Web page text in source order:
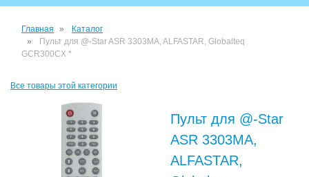
Главная
Каталог
Пульт для @-Star ASR 3303MA, ALFASTAR, Globalteq
GCR300CX *
Все товары этой категории
Пульт для @-Star
ASR 3303MA,
ALFASTAR,